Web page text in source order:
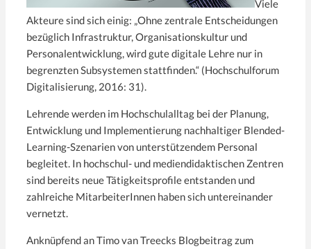
Viele
Akteure sind sich einig: „Ohne zentrale Entscheidungen
bezüglich Infrastruktur, Organisationskultur und
Personalentwicklung, wird gute digitale Lehre nur in
begrenzten Subsystemen stattfinden.“ (Hochschulforum
Digitalisierung, 2016: 31).
Lehrende werden im Hochschulalltag bei der Planung,
Entwicklung und Implementierung nachhaltiger Blended-
Learning-Szenarien von unterstützendem Personal
begleitet. In hochschul- und mediendidaktischen Zentren
sind bereits neue Tätigkeitsprofile entstanden und
zahlreiche MitarbeiterInnen haben sich untereinander
vernetzt.
Anknüpfend an Timo van Treecks Blogbeitrag zum